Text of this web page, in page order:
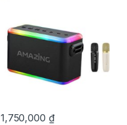
1,750,000 ₫